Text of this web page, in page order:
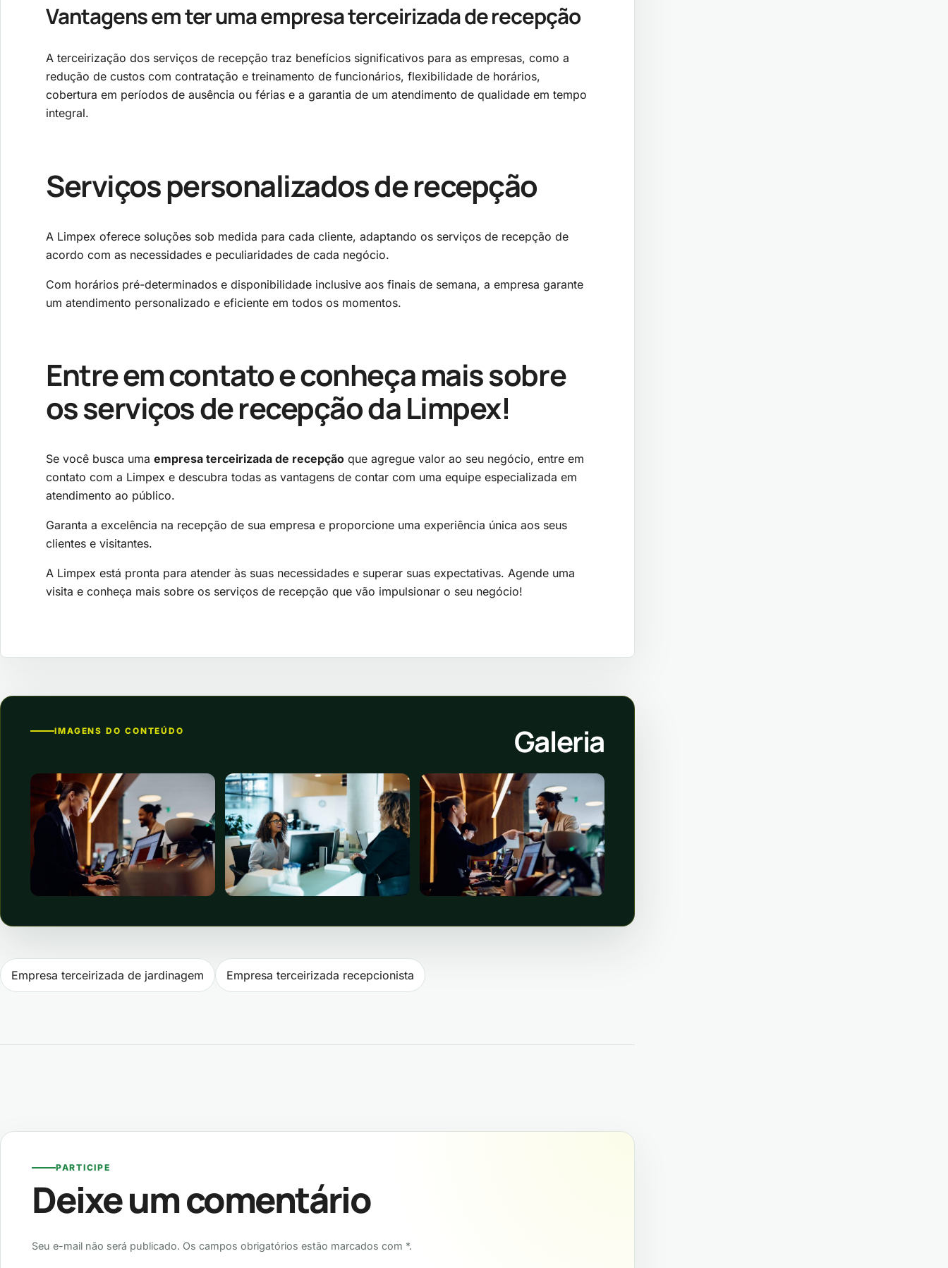
Vantagens em ter umaempresa terceirizada de recepção
A terceirização dos serviços de recepção traz benefícios significativos para as empresas, como a
redução de custos com contratação e treinamento de funcionários, flexibilidade de horários,
cobertura em períodos de ausência ou férias e a garantia de um atendimento de qualidade em tempo
integral.
Serviços personalizados de recepção
A Limpex oferece soluções sob medida para cada cliente, adaptando os serviços de recepção de
acordo com as necessidades e peculiaridades de cada negócio.
Com horários pré-determinados e disponibilidade inclusive aos finais de semana, a empresa garante
um atendimento personalizado e eficiente em todos os momentos.
Entre em contato e conheça mais sobre
os serviços de recepção da Limpex!
Se você busca uma empresa terceirizada de recepção que agregue valor ao seu negócio, entre em
contato com a Limpex e descubra todas as vantagens de contar com uma equipe especializada em
atendimento ao público.
Garanta a excelência na recepção de sua empresa e proporcione uma experiência única aos seus
clientes e visitantes.
A Limpex está pronta para atender às suas necessidades e superar suas expectativas. Agende uma
visita e conheça mais sobre os serviços de recepção que vão impulsionar o seu negócio!
IMAGENS DO CONTEÚDO Galeria
Navegação de Post
Empresa terceirizada de jardinagem Empresa terceirizada recepcionista
PARTICIPE
Deixe um comentário
Seu e-mail não será publicado. Os campos obrigatórios estão marcados com *.